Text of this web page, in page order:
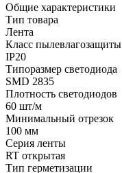
Общие характеристики
Тип товара
Лента
Класс пылевлагозащиты
IP20
Типоразмер светодиода
SMD 2835
Плотность светодиодов
60 шт/м
Минимальный отрезок
100 мм
Серия ленты
RT открытая
Тип герметизации